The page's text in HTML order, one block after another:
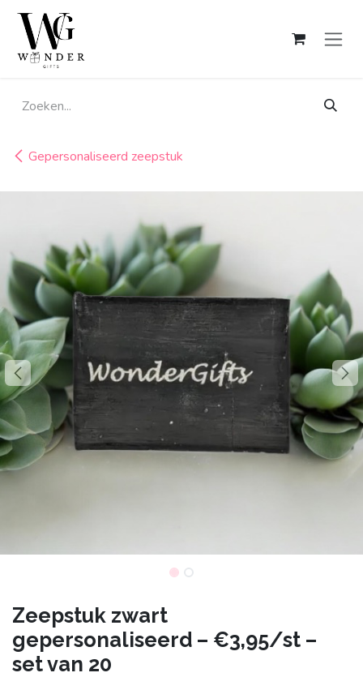
Overslaan naar inhoud
Gepersonaliseerd zeepstuk
Zeepstuk zwart
gepersonaliseerd – €3,95/st –
set van 20